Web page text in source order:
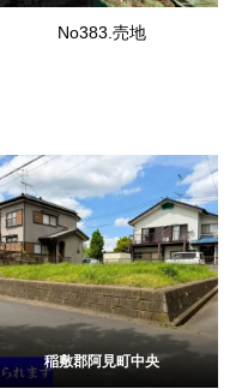
No383.売地
稲敷郡阿見町中央